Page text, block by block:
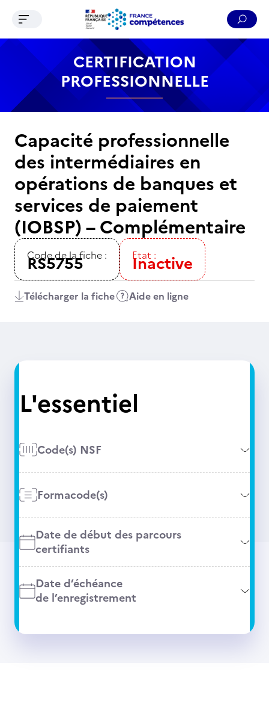
Contenu Recherche Menu Pied de page
Ouvrir le menu de navigation
CERTIFICATION
PROFESSIONNELLE
Capacité professionnelle
des intermédiaires en
opérations de banques et
services de paiement
(IOBSP) – Complémentaire
Code de la fiche :
RS5755 Etat :
Inactive
Télécharger la fiche Aide en ligne
L'essentiel
Code(s) NSF
Formacode(s)
Date de début des parcours
certifiants
Date d’échéance
de l’enregistrement